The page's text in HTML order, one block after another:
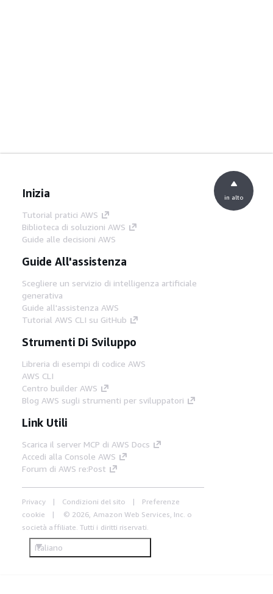
Inizia
Tutorial pratici AWS
Biblioteca di soluzioni AWS
Guide alle decisioni AWS
Guide All'assistenza
Scegliere un servizio di intelligenza artificiale
generativa
Guide all'assistenza AWS
Tutorial AWS CLI su GitHub
Strumenti Di Sviluppo
Libreria di esempi di codice AWS
AWS CLI
Centro builder AWS
Blog AWS sugli strumenti per sviluppatori
Link Utili
Scarica il server MCP di AWS Docs
Accedi alla Console AWS
Forum di AWS re:Post
Privacy Condizioni del sito
Preferenze
cookie
© 2026, Amazon Web Services, Inc. o
società affiliate. Tutti i diritti riservati.
Italiano
in alto